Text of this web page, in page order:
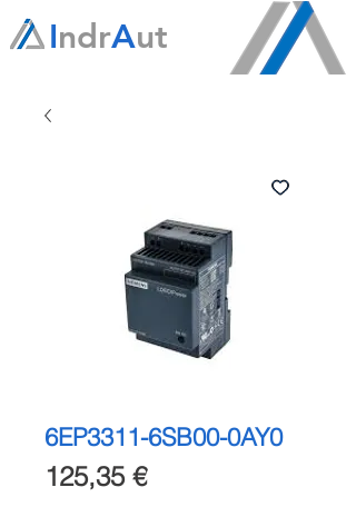
IndrAut
6EP3311-6SB00-0AY0
125,35 €Precio